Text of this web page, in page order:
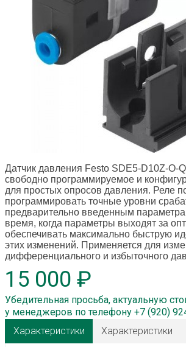
Датчик давления Festo SDE5-D10Z-O-
свободно программируемое и
для простых опросов давления. Реле
программировать точные уровни
предварительно введенным
время, когда параметры выходят за
обеспечивать максимально быструю
этих изменений. Применяется для
дифференциального и избыточного
15 000 ₽
Убедительная просьба, актуальную
у менеджеров по телефону +7 (920)
Характеристики
Характеристики